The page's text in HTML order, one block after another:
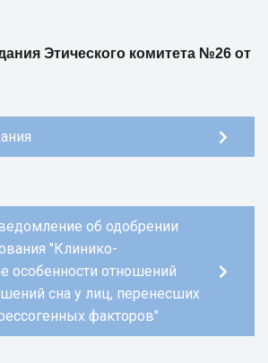
Этического комитета №26 от
об одобрении
"Клинико-
особенности отношений
сна у лиц, перенесших
факторов"